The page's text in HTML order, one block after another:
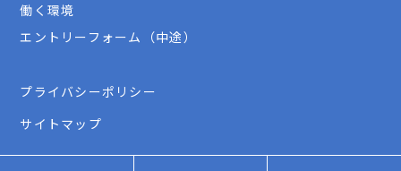
働く環境
エントリーフォーム（中途）
プライバシーポリシー
サイトマップ